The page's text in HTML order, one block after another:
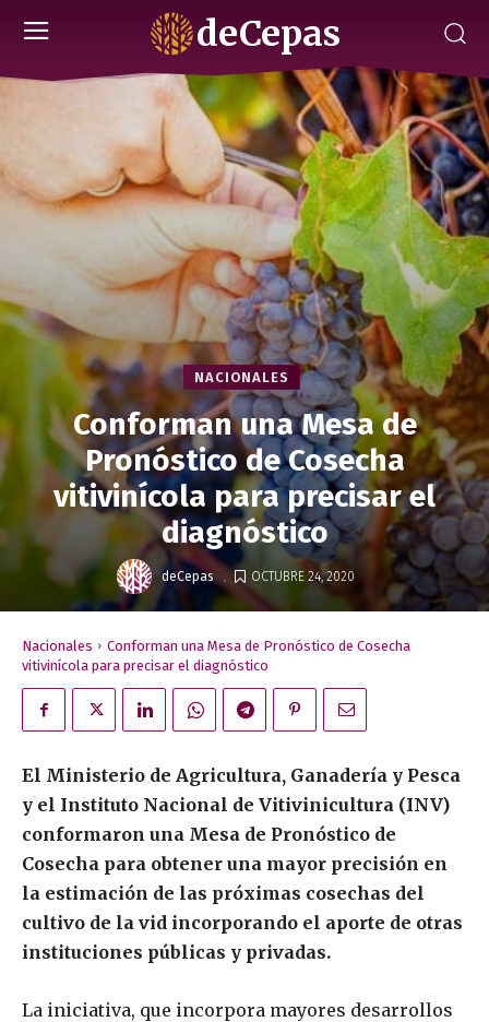
deCepas
NACIONALES
Conforman una Mesa de
Pronóstico de Cosecha
vitivinícola para precisar el
diagnóstico
deCepas . OCTUBRE 24, 2020
Nacionales
Conforman una Mesa de Pronóstico de Cosecha
vitivinícola para precisar el diagnóstico
El Ministerio de Agricultura, Ganadería y Pesca
y el Instituto Nacional de Vitivinicultura (INV)
conformaron una Mesa de Pronóstico de
Cosecha para obtener una mayor precisión en
la estimación de las próximas cosechas del
cultivo de la vid incorporando el aporte de otras
instituciones públicas y privadas.
La iniciativa, que incorpora mayores desarrollos